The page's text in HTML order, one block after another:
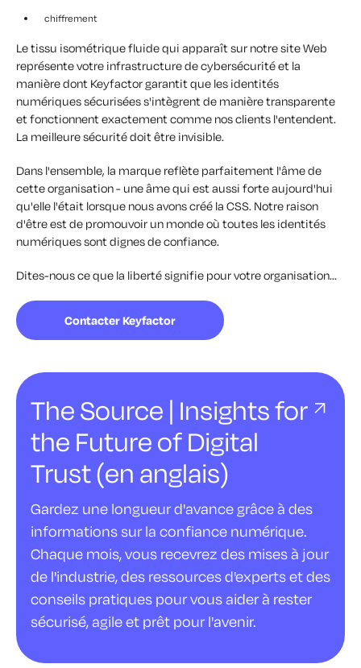
chiffrement
Le tissu isométrique fluide qui apparaît sur notre site Web
représente votre infrastructure de cybersécurité et la
manière dont Keyfactor garantit que les identités
numériques sécurisées s'intègrent de manière transparente
et fonctionnent exactement comme nos clients l'entendent.
La meilleure sécurité doit être invisible.
Dans l'ensemble, la marque reflète parfaitement l'âme de
cette organisation - une âme qui est aussi forte aujourd'hui
qu'elle l'était lorsque nous avons créé la CSS. Notre raison
d'être est de promouvoir un monde où toutes les identités
numériques sont dignes de confiance.
Dites-nous ce que la liberté signifie pour votre organisation...
Contacter Keyfactor
The Source | Insights for
the Future of Digital
Trust (en anglais)
Gardez une longueur d'avance grâce à des
informations sur la confiance numérique.
Chaque mois, vous recevrez des mises à jour
de l'industrie, des ressources d'experts et des
conseils pratiques pour vous aider à rester
sécurisé, agile et prêt pour l'avenir.